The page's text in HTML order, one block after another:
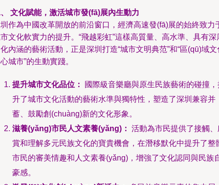
文化賦能，激活城市發(fā)展內生動力
作為中國改革開放的前沿窗口，經濟高速發(fā)展的始終致力
文化軟實力的提升。“飛越彩虹”這樣高質量、高水準、具有深
內涵的藝術活動，正是深圳打造“城市文明典范”和“區(qū)域文
城市”的生動實踐。
提升城市文化品位：
國際級音樂廳與原生民族藝術的碰撞，
升了城市文化活動的藝術水準與獨特性，塑造了深圳兼容并
蓄、鼓勵創(chuàng)新的文化形象。
滋養(yǎng)市民人文素養(yǎng)： 活動為市民提供了接觸、
賞和理解多元民族文化的寶貴機會，在潛移默化中提升了整
市民的審美情趣和人文素養(yǎng)，增強了文化認同與民族
豪感。